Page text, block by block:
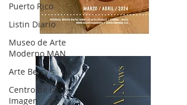
Puerto Rico
Listin Diario
Museo de Arte
Moderno MAN
Arte Berry's
Centro de la
Imagen
OCA|News 31 / Marzo-Abril / 2024